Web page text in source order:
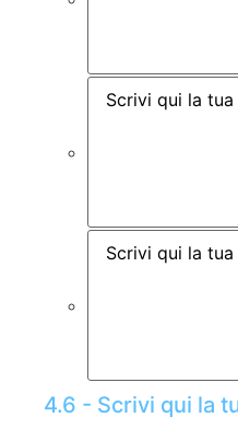
4.6 - Scrivi qui la